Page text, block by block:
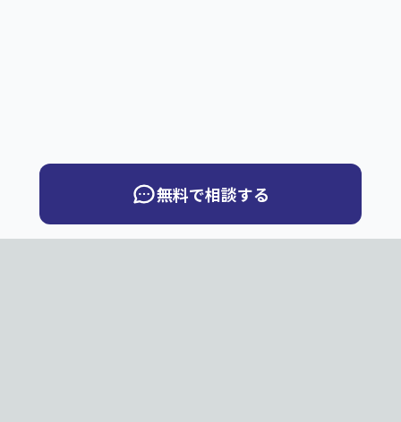
無料で相談する